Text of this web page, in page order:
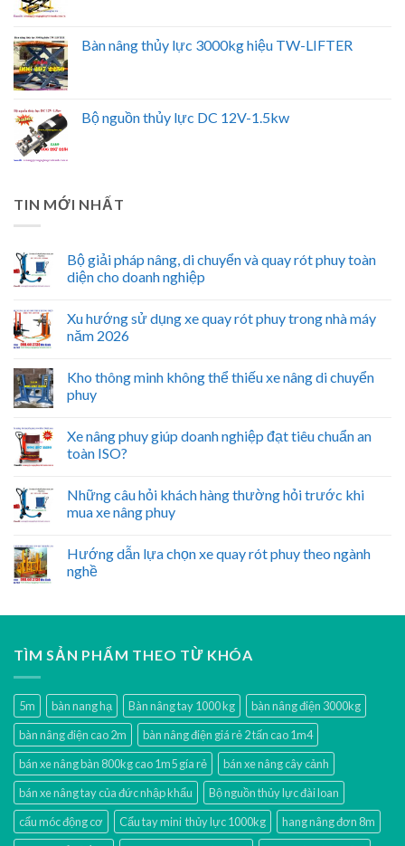
Bàn nâng thủy lực 3000kg hiệu TW-LIFTER
Bộ nguồn thủy lực DC 12V-1.5kw
TIN MỚI NHẤT
Bộ giải pháp nâng, di chuyển và quay rót phuy toàn
diện cho doanh nghiệp
Xu hướng sử dụng xe quay rót phuy trong nhà máy
năm 2026
Kho thông minh không thể thiếu xe nâng di chuyển
phuy
Xe nâng phuy giúp doanh nghiệp đạt tiêu chuẩn an
toàn ISO?
Những câu hỏi khách hàng thường hỏi trước khi
mua xe nâng phuy
Hướng dẫn lựa chọn xe quay rót phuy theo ngành
nghề
TÌM SẢN PHẨM THEO TỪ KHÓA
5m bàn nang hạ Bàn nâng tay 1000 kg
bàn nâng điện 3000kg
bàn nâng điện cao 2m
bàn nâng điện giá rẻ 2 tấn cao 1m4
bán xe nâng bàn 800kg cao 1m5 gía rẻ
bán xe nâng cây cảnh
bán xe nâng tay của đức nhập khẩu
Bộ nguồn thủy lực đài loan
cẩu móc động cơ
Cẩu tay mini thủy lực 1000kg
hang nâng đơn 8m